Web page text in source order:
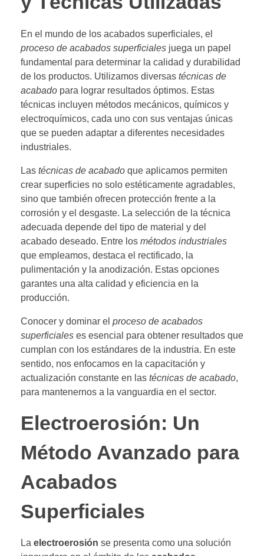
En el mundo de los acabados superficiales, el
proceso de acabados superficiales juega un papel
fundamental para determinar la calidad y durabilidad
de los productos. Utilizamos diversas técnicas de
acabado para lograr resultados óptimos. Estas
técnicas incluyen métodos mecánicos, químicos y
electroquímicos, cada uno con sus ventajas únicas
que se pueden adaptar a diferentes necesidades
industriales.
Las técnicas de acabado que aplicamos permiten
crear superficies no solo estéticamente agradables,
sino que también ofrecen protección frente a la
corrosión y el desgaste. La selección de la técnica
adecuada depende del tipo de material y del
acabado deseado. Entre los métodos industriales
que empleamos, destaca el rectificado, la
pulimentación y la anodización. Estas opciones
garantes una alta calidad y eficiencia en la
producción.
Conocer y dominar el proceso de acabados
superficiales es esencial para obtener resultados que
cumplan con los estándares de la industria. En este
sentido, nos enfocamos en la capacitación y
actualización constante en las técnicas de acabado,
para mantenernos a la vanguardia en el sector.
Electroerosión: Un
Método Avanzado para
Acabados
Superficiales
La electroerosión se presenta como una solución